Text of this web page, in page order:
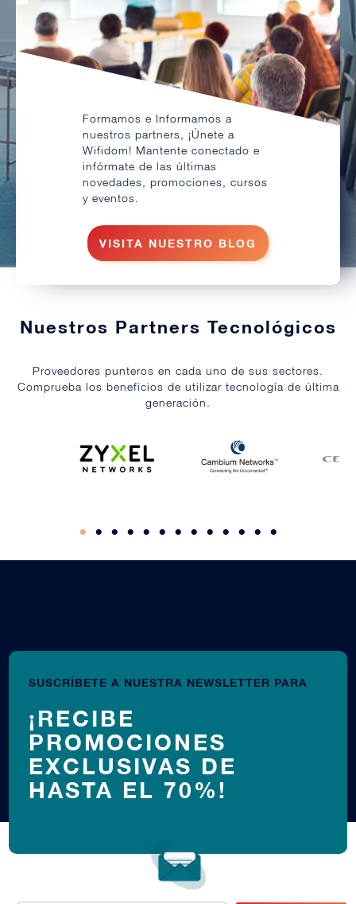
Formamos e Informamos a
nuestros partners, ¡Únete a
Wifidom! Mantente conectado e
infórmate de las últimas
novedades, promociones, cursos
y eventos.
VISITA NUESTRO BLOG
Nuestros Partners Tecnológicos
Proveedores punteros en cada uno de sus sectores.
Comprueba los beneficios de utilizar tecnología de última
generación.
SUSCRÍBETE A NUESTRA NEWSLETTER PARA
¡RECIBE
PROMOCIONES
EXCLUSIVAS DE
HASTA EL 70%!